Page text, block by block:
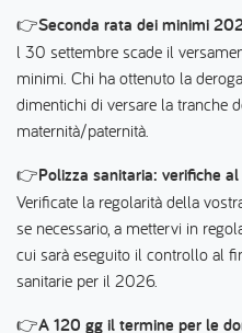
👉Seconda rata dei minimi
l 30 settembre scade il
minimi. Chi ha ottenuto la
dimentichi di versare la tranche
maternità/paternità.
👉Polizza sanitaria: verifiche
Verificate la regolarità della
se necessario, a mettervi in
cui sarà eseguito il controllo al
sanitarie per il 2026.
👉A 120 gg il termine per le